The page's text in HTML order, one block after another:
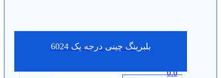
بلبرینگ چینی درجه یک 6024
0.0